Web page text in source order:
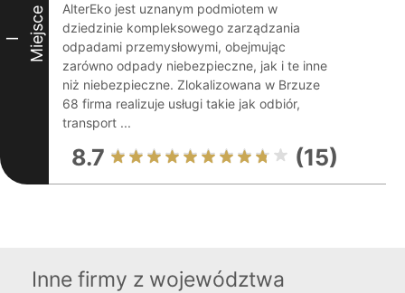
I Miejsce
AlterEko jest uznanym podmiotem w
dziedzinie kompleksowego zarządzania
odpadami przemysłowymi, obejmując
zarówno odpady niebezpieczne, jak i te inne
niż niebezpieczne. Zlokalizowana w Brzuze
68 firma realizuje usługi takie jak odbiór,
transport ...
8.7 (15)
Inne firmy z województwa